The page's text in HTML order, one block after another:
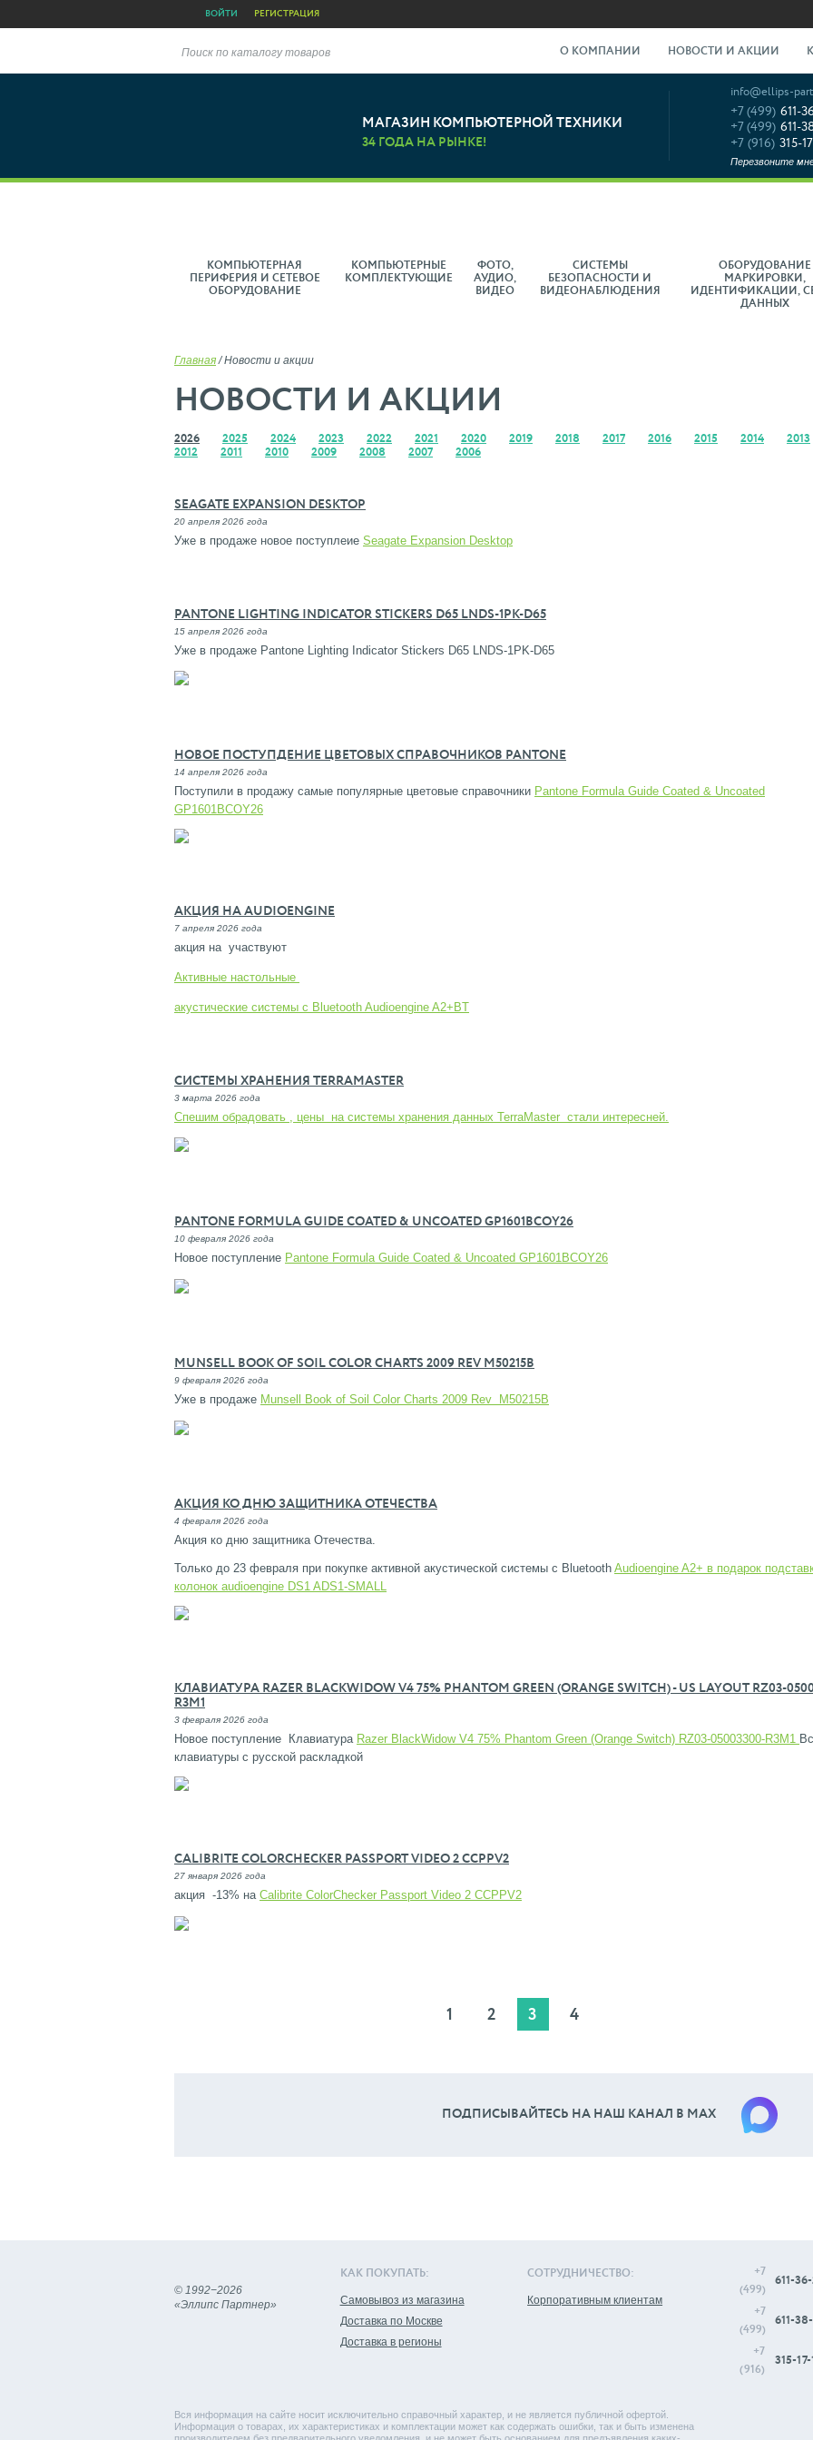
ВОЙТИ РЕГИСТРАЦИЯ
Поиск по каталогу товаров О КОМПАНИИ НОВОСТИ И АКЦИИ
МАГАЗИН КОМПЬЮТЕРНОЙ ТЕХНИКИ
34 ГОДА НА РЫНКЕ!
info@ellips-
+7 (499) 611-
+7 (499) 611-
+7 (916) 315-
Перезвоните
КОМПЬЮТЕРНАЯ
ПЕРИФЕРИЯ И СЕТЕВОЕ
ОБОРУДОВАНИЕ
КОМПЬЮТЕРНЫЕ
КОМПЛЕКТУЮЩИЕ
ФОТО,
АУДИО,
ВИДЕО
СИСТЕМЫ
БЕЗОПАСНОСТИ И
ВИДЕОНАБЛЮДЕНИЯ
ОБОРУДОВАНИЕ
МАРКИРОВКИ,
ИДЕНТИФИКАЦИИ,
ДАННЫХ
Главная /Новости и акции
НОВОСТИ И АКЦИИ
2026 2025 2024 2023 2022 2021 2020 2019 2018 2017 2016 2015 2014
2013
2012
2011 2010 2009 2008 2007 2006
SEAGATE EXPANSION DESKTOP
20 апреля 2026 года
Уже в продаже новое поступлеие Seagate Expansion Desktop
PANTONE LIGHTING INDICATOR STICKERS D65 LNDS-1PK-D65
15 апреля 2026 года
Уже в продаже Pantone Lighting Indicator Stickers D65 LNDS-1PK-D65
НОВОЕ ПОСТУПДЕНИЕ ЦВЕТОВЫХ СПРАВОЧНИКОВ PANTONE
14 апреля 2026 года
Поступили в продажу самые популярные цветовые справочники Pantone Formula Guide Coated & Uncoated
GP1601BCOY26
АКЦИЯ НА AUDIOENGINE
7 апреля 2026 года
акция на участвуют
Активные настольные
акустические системы с Bluetooth Audioengine A2+BT
СИСТЕМЫ ХРАНЕНИЯ TERRAMASTER
3 марта 2026 года
Спешим обрадовать , цены на системы хранения данных TerraMaster стали интересней.
PANTONE FORMULA GUIDE COATED & UNCOATED GP1601BCOY26
10 февраля 2026 года
Новое поступление Pantone Formula Guide Coated & Uncoated GP1601BCOY26
MUNSELL BOOK OF SOIL COLOR CHARTS 2009 REV M50215B
9 февраля 2026 года
Уже в продаже Munsell Book of Soil Color Charts 2009 Rev M50215B
АКЦИЯ КО ДНЮ ЗАЩИТНИКА ОТЕЧЕСТВА
4 февраля 2026 года
Акция ко дню защитника Отечества.
Только до 23 февраля при покупке активной акустической системы с Bluetooth Audioengine A2+ в подарок
колонок audioengine DS1 ADS1-SMALL
КЛАВИАТУРА RAZER BLACKWIDOW V4 75% PHANTOM GREEN (ORANGE SWITCH) - US LAYOUT RZ03-
R3M1
3 февраля 2026 года
Новое поступление Клавиатура Razer BlackWidow V4 75% Phantom Green (Orange Switch) RZ03-05003300-R3M1
клавиатуры с русской раскладкой
CALIBRITE COLORCHECKER PASSPORT VIDEO 2 CCPPV2
27 января 2026 года
акция -13% на Calibrite ColorChecker Passport Video 2 CCPPV2
1 2 3 4
ПОДПИСЫВАЙТЕСЬ НА НАШ КАНАЛ В МАХ
© 1992−2026
«Эллипс Партнер»
КАК ПОКУПАТЬ:
Самовывоз из магазина
Доставка по Москве
Доставка в регионы
СОТРУДНИЧЕСТВО:
Корпоративным клиентам
+7
(499)
611-36-
+7
(499)
611-38-
+7
(916)
315-17-
Вся информация на сайте носит исключительно справочный характер, и не является публичной офертой.
Информация о товарах, их характеристиках и комплектации может как содержать ошибки, так и быть изменена